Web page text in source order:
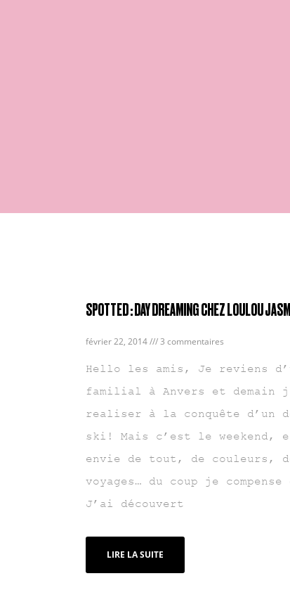
SPOTTED : DAY DREAMING CHEZ LOULOU
février 22, 2014 3 commentaires
Hello les amis, Je reviens
familial à Anvers et demain
realiser à la conquête d’un
ski! Mais c’est le weekend,
envie de tout, de couleurs,
voyages… du coup je compense
J’ai découvert
LIRE LA SUITE